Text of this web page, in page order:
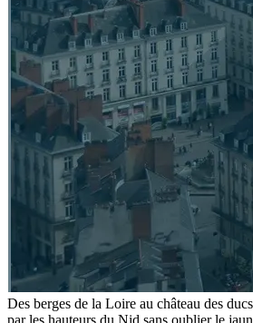
Des berges de la Loire au château des
par les hauteurs du Nid sans oublier le